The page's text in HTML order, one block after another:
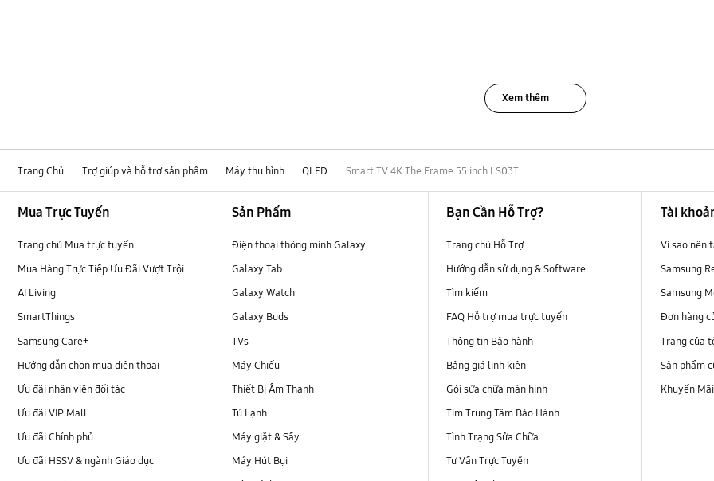
Xem thêm
Trang Chủ Trợ giúp và hỗ trợ sản phẩm Máy thu hình QLED Smart TV 4K The Frame 55 inch LS03T
Mua Trực Tuyến
Trang chủ Mua trực tuyến
Mua Hàng Trực Tiếp Ưu Đãi Vượt Trội
AI Living
SmartThings
Samsung Care+
Hướng dẫn chọn mua điện thoại
Ưu đãi nhân viên đối tác
Ưu đãi VIP Mall
Ưu đãi Chính phủ
Ưu đãi HSSV & ngành Giáo dục
Sản Phẩm
Điện thoại thông minh Galaxy
Galaxy Tab
Galaxy Watch
Galaxy Buds
TVs
Máy Chiếu
Thiết Bị Âm Thanh
Tủ Lạnh
Máy giặt & Sấy
Máy Hút Bụi
Bạn Cần Hỗ Trợ?
Trang chủ Hỗ Trợ
Hướng dẫn sử dụng & Software
Tìm kiếm
FAQ Hỗ trợ mua trực tuyến
Thông tin Bảo hành
Bảng giá linh kiện
Gói sửa chữa màn hình
Tìm Trung Tâm Bảo Hành
Tình Trạng Sửa Chữa
Tư Vấn Trực Tuyến
Tài
Vì sao nên
Samsung
Samsung
Đơn hàng
Trang của
Sản phẩm
Khuyến